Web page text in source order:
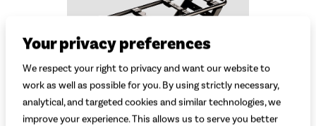
Your privacy preferences
We respect your right to privacy and want our website to
work as well as possible for you. By using strictly necessary,
analytical, and targeted cookies and similar technologies, we
improve your experience. This allows us to serve you better